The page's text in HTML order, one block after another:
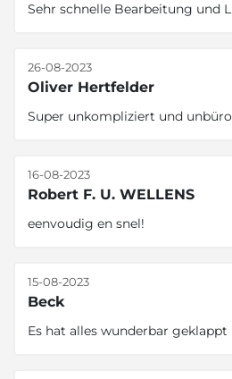
Sehr schnelle Bearbeitung und
Oliver Hertfelder
26-08-2023
Super unkompliziert und
Robert F. U. WELLENS
16-08-2023
eenvoudig en snel!
Beck
15-08-2023
Es hat alles wunderbar geklappt